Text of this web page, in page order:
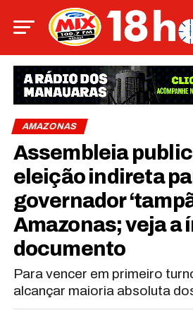
AMAZONAS
Assembleia
eleição indireta
governador
Amazonas; veja a
documento
Para vencer em primeiro
alcançar maioria absoluta